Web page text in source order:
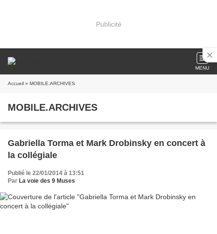
Publicité
MENU
Accueil » MOBILE.ARCHIVES
MOBILE.ARCHIVES
Gabriella Torma et Mark Drobinsky en concert à
la collégiale
Publié le 22/01/2014 à 13:51
Par La voie des 9 Muses